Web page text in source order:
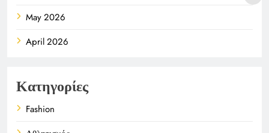
May 2026
April 2026
Κατηγορίες
Fashion